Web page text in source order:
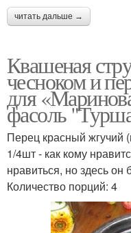
читать дальше →
Квашеная
чесноком и
для
фасоль
Перец красный жгучий
1/4шт - как кому
нравиться, но здесь
Количество порций: 4